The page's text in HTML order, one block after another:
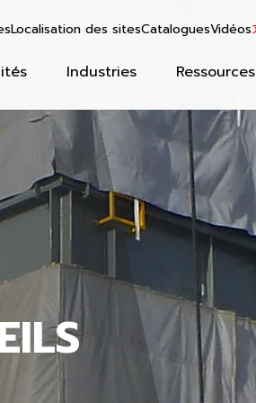
Industries Ressources
Localisation des sitesCataloguesVidéos